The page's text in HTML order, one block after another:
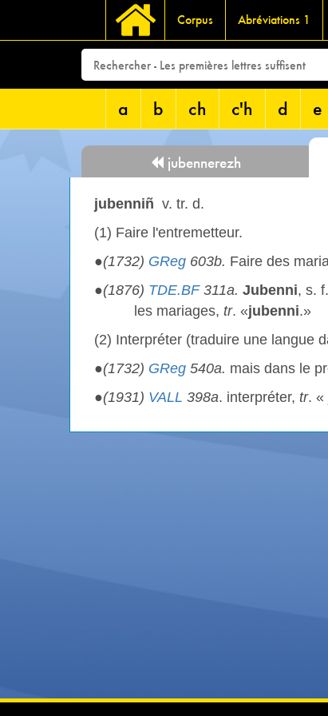
Corpus Abréviations 1
a b ch c'h d e
jubennerezh
jubenniñ v. tr. d.
(1) Faire l'entremetteur.
●(1732) GReg 603b. Faire des
●(1876) TDE.BF311a. Jubenni, s.
les mariages, tr. «jubenni.»
(2) Interpréter (traduire une langue
●(1732) GReg 540a. mais dans le
●(1931) VALL 398a. interpréter, tr. «